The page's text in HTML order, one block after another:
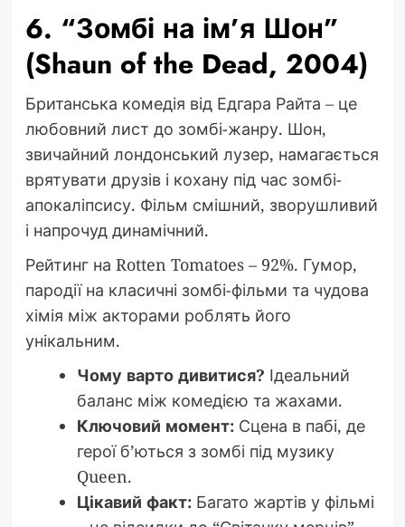
6. “Зомбі на ім’я Шон”
(Shaun of the Dead, 2004)
Британська комедія від Едгара Райта – це
любовний лист до зомбі-жанру. Шон,
звичайний лондонський лузер, намагається
врятувати друзів і кохану під час зомбі-
апокаліпсису. Фільм смішний, зворушливий
і напрочуд динамічний.
Рейтинг на Rotten Tomatoes – 92%. Гумор,
пародії на класичні зомбі-фільми та чудова
хімія між акторами роблять його
унікальним.
Чому варто дивитися? Ідеальний
баланс між комедією та жахами.
Ключовий момент:Сцена в пабі, де
герої б’ються з зомбі під музику
Queen.
Цікавий факт:Багато жартів у фільмі